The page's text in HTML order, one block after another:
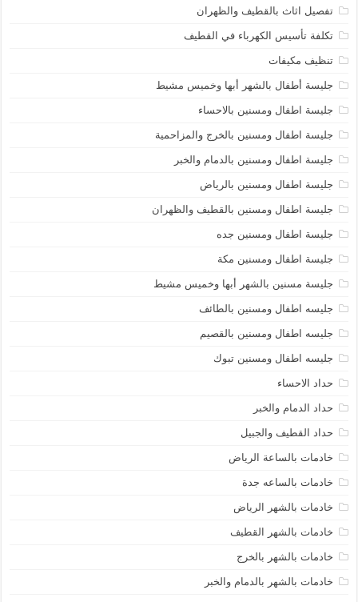
تفصيل اثاث بالقطيف والظهران
تكلفة تأسيس الكهرباء في القطيف
تنظيف مكيفات
جليسة أطفال بالشهر أبها وخميس مشيط
جليسة اطفال ومسنين بالاحساء
جليسة اطفال ومسنين بالخرج والمزاحمية
جليسة اطفال ومسنين بالدمام والخبر
جليسة اطفال ومسنين بالرياض
جليسة اطفال ومسنين بالقطيف والظهران
جليسة اطفال ومسنين جده
جليسة اطفال ومسنين مكة
جليسة مسنين بالشهر أبها وخميس مشيط
جليسه اطفال ومسنين بالطائف
جليسه اطفال ومسنين بالقصيم
جليسه اطفال ومسنين تبوك
حداد الاحساء
حداد الدمام والخبر
حداد القطيف والجبيل
خادمات بالساعة الرياض
خادمات بالساعه جدة
خادمات بالشهر الرياض
خادمات بالشهر القطيف
خادمات بالشهر بالخرج
خادمات بالشهر بالدمام والخبر